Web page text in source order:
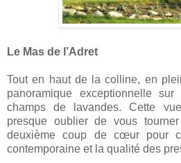
Le Mas de l’Adret
Tout en haut de la colline, en
panoramique exceptionnelle
champs de lavandes. Cette
presque oublier de vous
deuxième coup de cœur pour
contemporaine et la qualité des